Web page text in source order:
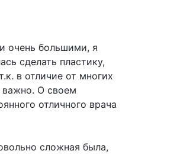
очень большими, я
сделать пластику,
в отличие от многих
важно. О своем
отличного врача
сложная была,